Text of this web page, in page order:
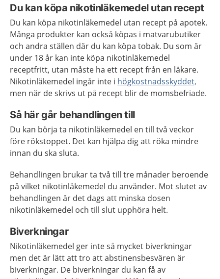
Du kan köpa nikotinläkemedel utan recept
Du kan köpa nikotinläkemedel utan recept på apotek.
Många produkter kan också köpas i matvarubutiker
och andra ställen där du kan köpa tobak. Du som är
under 18 år kan inte köpa nikotinläkemedel
receptfritt, utan måste ha ett recept från en läkare.
Nikotinläkemedel ingår inte i högkostnadsskyddet,
men när de skrivs ut på recept blir de momsbefriade.
Så här går behandlingen till
Du kan börja ta nikotinläkemedel en till två veckor
före rökstoppet. Det kan hjälpa dig att röka mindre
innan du ska sluta.
Behandlingen brukar ta två till tre månader beroende
på vilket nikotinläkemedel du använder. Mot slutet av
behandlingen är det dags att minska dosen
nikotinläkemedel och till slut upphöra helt.
Biverkningar
Nikotinläkemedel ger inte så mycket biverkningar
men det är lätt att tro att abstinensbesvären är
biverkningar. De biverkningar du kan få av